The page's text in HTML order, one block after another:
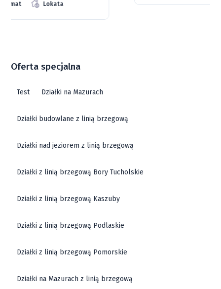
Oferta specjalna
Test Działki na Mazurach
Działki budowlane z linią brzegową
Działki nad jeziorem z linią brzegową
Działki z linią brzegową Bory Tucholskie
Działki z linią brzegową Kaszuby
Działki z linią brzegową Podlaskie
Działki z linią brzegową Pomorskie
Działki na Mazurach z linią brzegową